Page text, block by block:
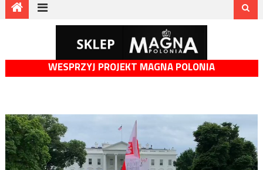
WESPRZYJ PROJEKT MAGNA POLONIA